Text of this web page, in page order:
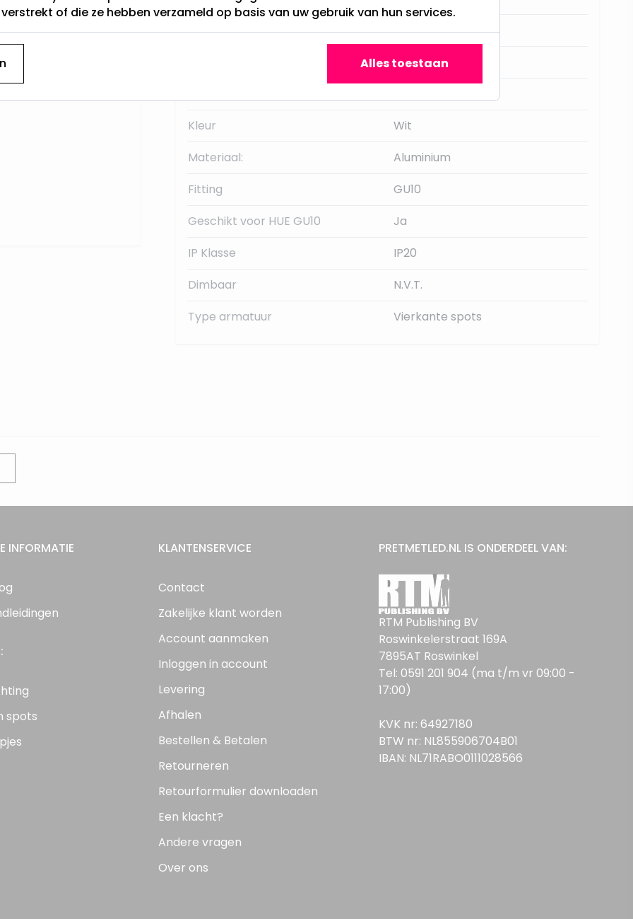
GU10aansluiting
Garantie
2 jaar
50mm, Philips HUE
Kleur
Wit
Materiaal:
Aluminium
Fitting
GU10
Geschikt voor HUE GU10
Ja
IP Klasse
IP20
Dimbaar
N.V.T.
Type armatuur
Vierkante spots
INFORMATIE
spots
KLANTENSERVICE
Contact
Zakelijke klant worden
Account aanmaken
Inloggen in account
Levering
Afhalen
Bestellen & Betalen
Retourneren
Retourformulier downloaden
Een klacht?
Andere vragen
Over ons
PRETMETLED.NL IS ONDERDEEL VAN:
RTM Publishing BV
Roswinkelerstraat 169A
7895AT Roswinkel
Tel: 0591 201 904 (ma t/m vr 09:00 -
17:00)
KVK nr: 64927180
BTW nr: NL855906704B01
IBAN: NL71RABO0111028566
of die ze hebben verzameld op basis van uw gebruik van hun services.
Alles toestaan